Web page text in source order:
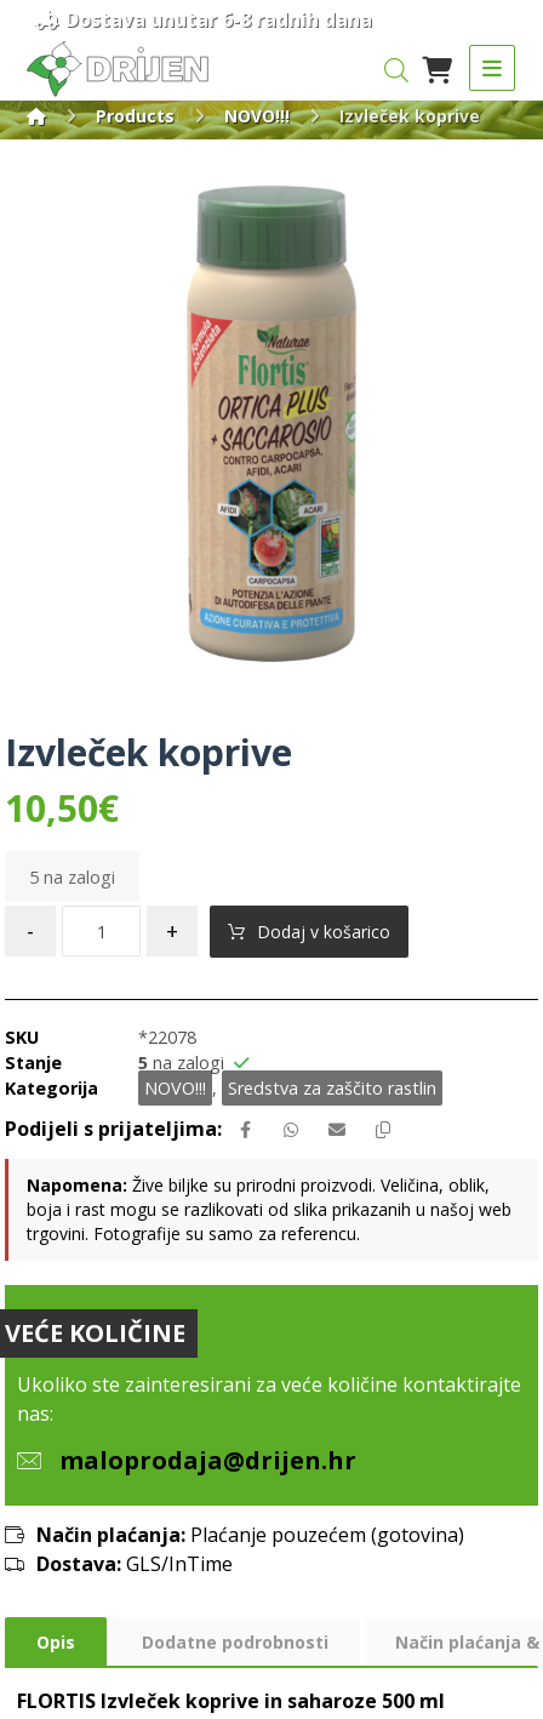
Dostava unutar 6-8 radnih dana
Products NOVO!!! Izvleček koprive
Izvleček koprive
10,50€
5 na zalogi
- + Dodaj v košarico
SKU
*22078
Stanje
5 na zalogi
Kategorija
NOVO!!! , Sredstva za zaščito rastlin
Napomena: Žive biljke su prirodni proizvodi. Veličina, oblik,
boja i rast mogu se razlikovati od slika prikazanih u našoj web
trgovini. Fotografije su samo za referencu.
VEĆE KOLIČINE
Ukoliko ste zainteresirani za veće količine kontaktirajte
nas:
maloprodaja@drijen.hr
Način plaćanja: Plaćanje pouzećem (gotovina)
Dostava:GLS/InTime
Opis Dodatne podrobnosti Način plaćanja
FLORTIS Izvleček koprive in saharoze 500 ml